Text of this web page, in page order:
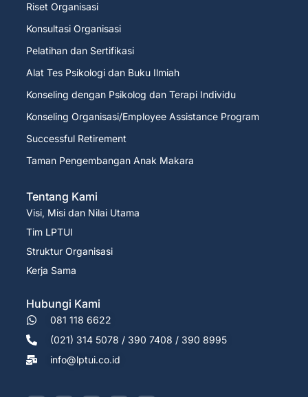
Riset Organisasi
Konsultasi Organisasi
Pelatihan dan Sertifikasi
Alat Tes Psikologi dan Buku Ilmiah
Konseling dengan Psikolog dan Terapi Individu
Konseling Organisasi/Employee Assistance Program
Successful Retirement
Taman Pengembangan Anak Makara
Tentang Kami
Visi, Misi dan Nilai Utama
Tim LPTUI
Struktur Organisasi
Kerja Sama
Hubungi Kami
081 118 6622
(021) 314 5078 / 390 7408 / 390 8995
info@lptui.co.id